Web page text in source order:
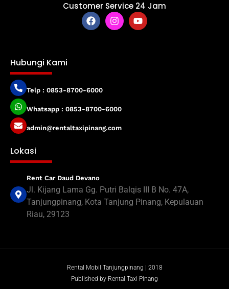
Customer Service 24 Jam
Hubungi Kami
Telp : 0853-8700-6000
Whatsapp : 0853-8700-6000
admin@rentaltaxipinang.com
Lokasi
Rent Car Daud Devano
Jl. Kijang Lama Gg. Putri Balqis III B No. 47A,
Tanjungpinang, Kota Tanjung Pinang, Kepulauan
Riau, 29123
Rental Mobil Tanjungpinang | 2018
Published by Rental Taxi Pinang